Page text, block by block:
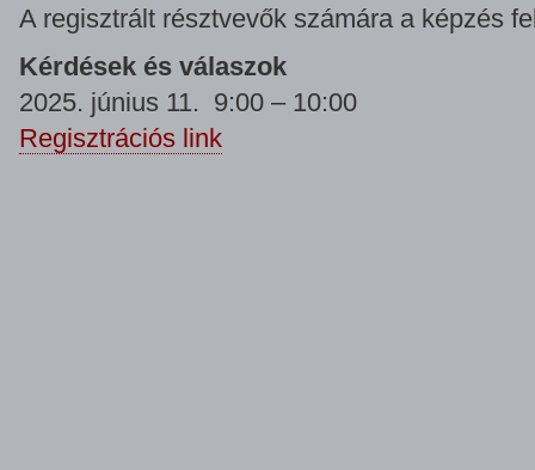
A regisztrált résztvevők számára a képzés
Kérdések és válaszok
2025. június 11. 9:00 – 10:00
Regisztrációs link